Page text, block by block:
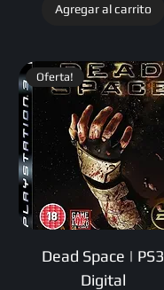
Agregar al carrito
Oferta!
Dead Space | PS3
Digital